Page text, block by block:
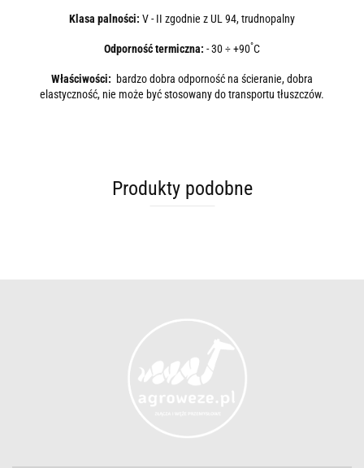
Klasa palności: V - II zgodnie z UL 94, trudnopalny
Odporność termiczna: - 30 ÷ +90°C
Właściwości: bardzo dobra odporność na ścieranie, dobra
elastyczność, nie może być stosowany do transportu tłuszczów.
Produkty podobne